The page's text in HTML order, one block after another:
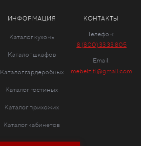
ИНФОРМАЦИЯ
Каталог кухонь
Каталог шкафов
Каталог гардеробных
Каталог гостиных
Каталог прихожих
Каталог кабинетов
КОНТАКТЫ
Телефон:
8 (800) 33 33 805
Email:
mebelziti@gmail.com